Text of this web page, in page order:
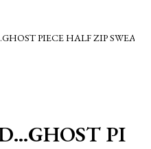
PIECE HALF ZIP SWEAT.
PI